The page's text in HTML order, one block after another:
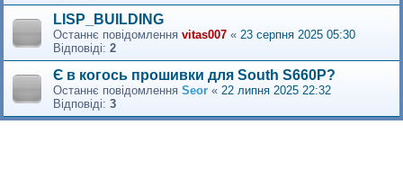
LISP_BUILDING
Останнє повідомлення vitas007 « 23 серпня 2025 05:30
Відповіді: 2
Є в когось прошивки для South S660P?
Останнє повідомлення Seor « 22 липня 2025 22:32
Відповіді: 3